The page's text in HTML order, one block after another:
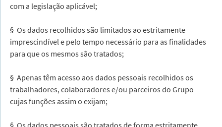
com a legislação aplicável;
§ Os dados recolhidos são limitados ao estritamente
imprescindível e pelo tempo necessário para as finalidades
para que os mesmos são tratados;
§ Apenas têm acesso aos dados pessoais recolhidos os
trabalhadores, colaboradores e/ou parceiros do Grupo
cujas funções assim o exijam;